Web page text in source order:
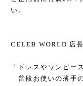
い。
CELEB WORLD 店
「ドレスやワンピー
普段お使いの薄手